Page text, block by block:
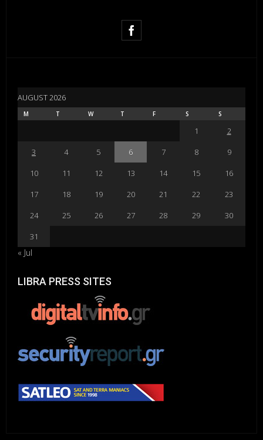
AUGUST 2026
M T W T F S S
1
2
3
4 5 6 7 8
9
10
11 12 13 14 15
16
17
18 19 20 21 22
23
24
25 26 27 28 29
30
31
« Jul
LIBRA PRESS SITES